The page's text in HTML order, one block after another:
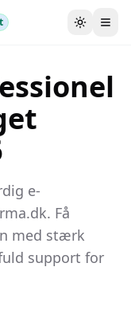
Skift
e-
Få
med stærk
support for